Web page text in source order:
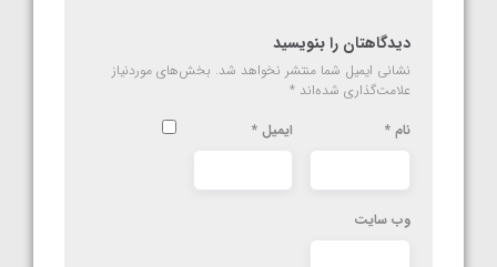
دیدگاهتان را بنویسید
نشانی ایمیل شما منتشر نخواهد شد. بخش‌های موردنیاز
علامت‌گذاری شده‌اند *
نام * ایمیل *
وب‌ سایت